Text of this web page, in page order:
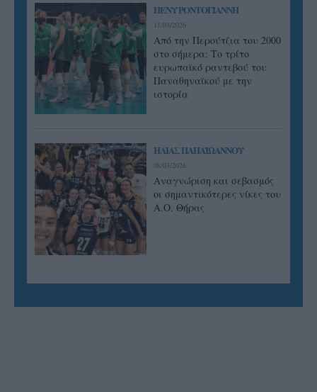
ΠΕΝΥ ΡΟΝΤΟΓΙΑΝΝΗ
11/03/2026
Από την Περούτζια του 2000
στο σήμερα: Tο τρίτο
ευρωπαϊκό ραντεβού του
Παναθηναϊκού με την
ιστορία
ΗΛΙΑΣ ΠΑΠΑΪΩΑΝΝΟΥ
08/03/2026
Αναγνώριση και σεβασμός
οι σημαντικότερες νίκες του
Α.Ο. Θήρας